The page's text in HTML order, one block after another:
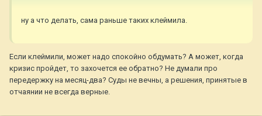
ну а что делать, сама раньше таких клеймила.
Если клеймили, может надо спокойно обдумать? А может, когда
кризис пройдет, то захочется ее обратно? Не думали про
передержку на месяц-два? Суды не вечны, а решения, принятые в
отчаянии не всегда верные.